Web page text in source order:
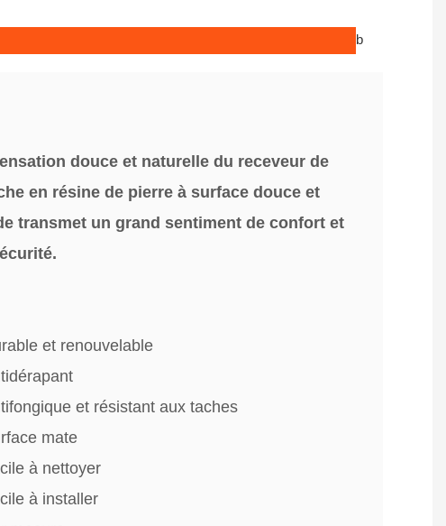
b
douce et naturelle du receveur de
en résine de pierre à surface douce et
transmet un grand sentiment de confort et
et renouvelable
et résistant aux taches
mate
à nettoyer
à installer